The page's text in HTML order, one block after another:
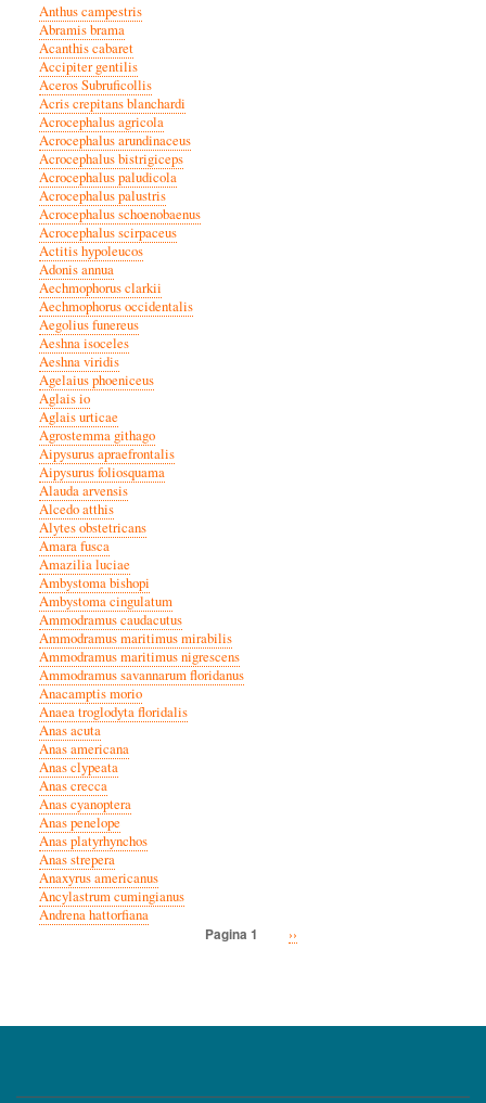
Anthus campestris
Abramis brama
Acanthis cabaret
Accipiter gentilis
Aceros Subruficollis
Acris crepitans blanchardi
Acrocephalus agricola
Acrocephalus arundinaceus
Acrocephalus bistrigiceps
Acrocephalus paludicola
Acrocephalus palustris
Acrocephalus schoenobaenus
Acrocephalus scirpaceus
Actitis hypoleucos
Adonis annua
Aechmophorus clarkii
Aechmophorus occidentalis
Aegolius funereus
Aeshna isoceles
Aeshna viridis
Agelaius phoeniceus
Aglais io
Aglais urticae
Agrostemma githago
Aipysurus apraefrontalis
Aipysurus foliosquama
Alauda arvensis
Alcedo atthis
Alytes obstetricans
Amara fusca
Amazilia luciae
Ambystoma bishopi
Ambystoma cingulatum
Ammodramus caudacutus
Ammodramus maritimus mirabilis
Ammodramus maritimus nigrescens
Ammodramus savannarum floridanus
Anacamptis morio
Anaea troglodyta floridalis
Anas acuta
Anas americana
Anas clypeata
Anas crecca
Anas cyanoptera
Anas penelope
Anas platyrhynchos
Anas strepera
Anaxyrus americanus
Ancylastrum cumingianus
Andrena hattorfiana
Pagina 1
Volgende
››